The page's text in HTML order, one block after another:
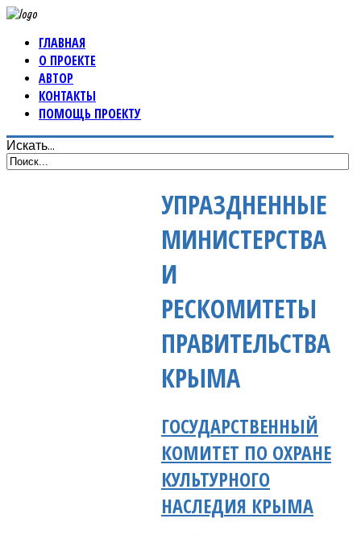
ГЛАВНАЯ
О ПРОЕКТЕ
АВТОР
КОНТАКТЫ
ПОМОЩЬ ПРОЕКТУ
Искать...
УПРАЗДНЕННЫЕ
МИНИСТЕРСТВА
И
РЕСКОМИТЕТЫ
ПРАВИТЕЛЬСТВА
КРЫМА
ГОСУДАРСТВЕННЫЙ
КОМИТЕТ ПО ОХРАНЕ
КУЛЬТУРНОГО
НАСЛЕДИЯ КРЫМА